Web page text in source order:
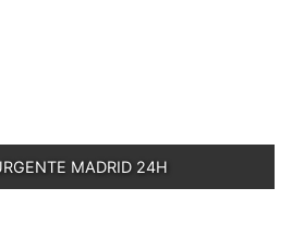
MADRID 24H